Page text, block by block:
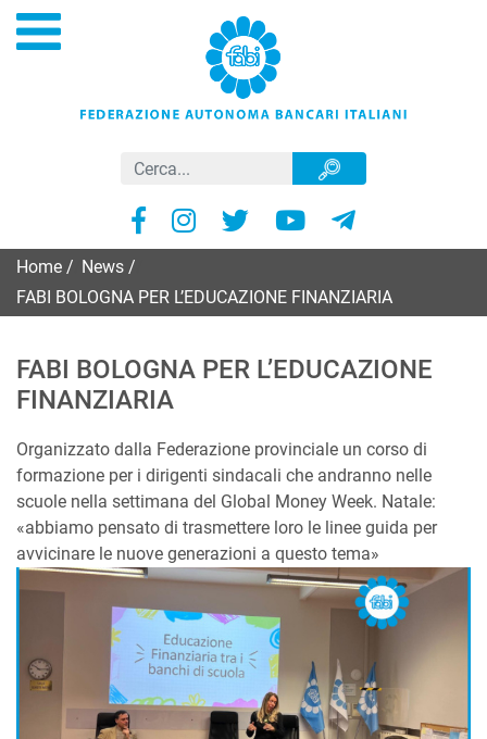
Home News
FABI BOLOGNA PER L’EDUCAZIONE FINANZIARIA
FABI BOLOGNA PER L’EDUCAZIONE
FINANZIARIA
Organizzato dalla Federazione provinciale un corso di
formazione per i dirigenti sindacali che andranno nelle
scuole nella settimana del Global Money Week. Natale:
«abbiamo pensato di trasmettere loro le linee guida per
avvicinare le nuove generazioni a questo tema»